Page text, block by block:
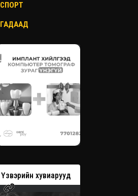
СПОРТ
ГАДААД
Үзвэрийн хувиарууд